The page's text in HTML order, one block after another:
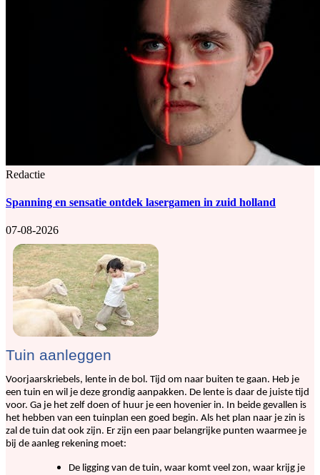
Redactie
Spanning en sensatie ontdek lasergamen in zuid holland
07-08-2026
Tuin aanleggen
Voorjaarskriebels, lente in de bol. Tijd om naar buiten te gaan. Heb je
een tuin en wil je deze grondig aanpakken. De lente is daar de juiste tijd
voor. Ga je het zelf doen of huur je een hovenier in. In beide gevallen is
het hebben van een tuinplan een goed begin. Als het plan naar je zin is
zal de tuin dat ook zijn. Er zijn een paar belangrijke punten waarmee je
bij de aanleg rekening moet:
De ligging van de tuin, waar komt veel zon, waar krijg je